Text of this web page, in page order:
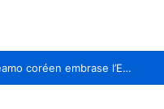
Hollow Jan : la légende du screamo coréen embrase l’Europe pour la première fois